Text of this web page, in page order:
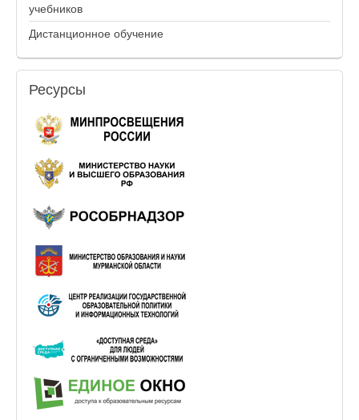
учебников
Дистанционное обучение
Ресурсы